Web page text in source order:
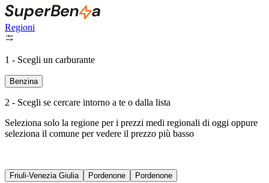
Regioni
1 - Scegli un carburante
Benzina
2 - Scegli se cercare intorno a te o dalla lista
Seleziona solo la regione per i prezzi medi regionali di oggi oppure
seleziona il comune per vedere il prezzo più basso
Friuli-Venezia Giulia Pordenone Pordenone